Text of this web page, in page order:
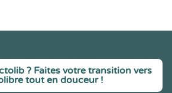
? Faites votre transition vers
tout en douceur !